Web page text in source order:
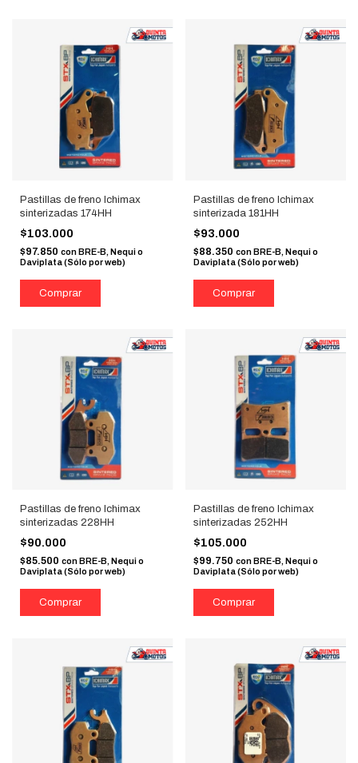
Pastillas de freno Ichimax
sinterizadas 174HH
$103.000
$97.850 conBRE-B, Nequi o
Daviplata (Sólo por web)
Pastillas de freno Ichimax
sinterizada 181HH
$93.000
$88.350 con BRE-B, Nequi o
Daviplata (Sólo por web)
Pastillas de freno Ichimax
sinterizadas 228HH
$90.000
$85.500 con BRE-B, Nequi o
Daviplata (Sólo por web)
Pastillas de freno Ichimax
sinterizadas 252HH
$105.000
$99.750 con BRE-B, Nequi o
Daviplata (Sólo por web)